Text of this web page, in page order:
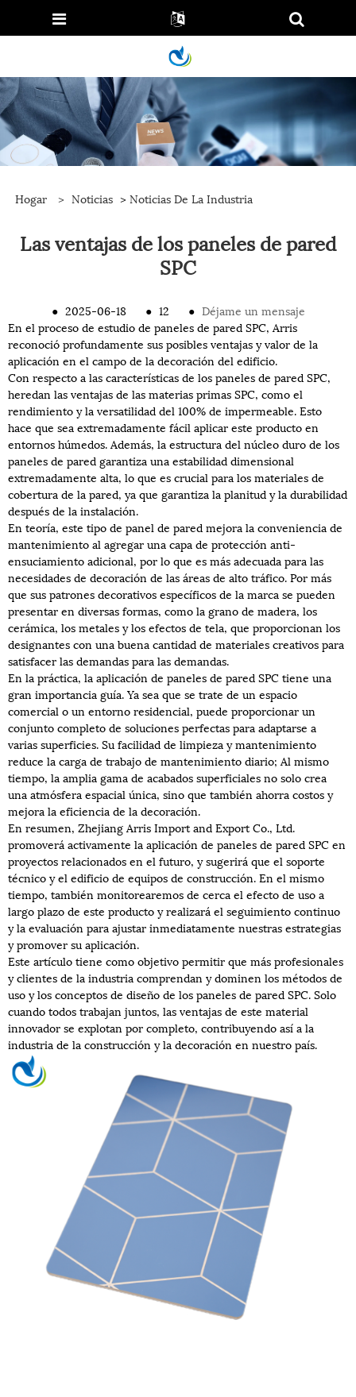
Hogar > Noticias > Noticias De La Industria
Las ventajas de los paneles de pared
SPC
● 2025-06-18 ● 12 ● Déjame un mensaje
En el proceso de estudio de paneles de pared SPC, Arris
reconoció profundamente sus posibles ventajas y valor de la
aplicación en el campo de la decoración del edificio.
Con respecto a las características de los paneles de pared SPC,
heredan las ventajas de las materias primas SPC, como el
rendimiento y la versatilidad del 100% de impermeable. Esto
hace que sea extremadamente fácil aplicar este producto en
entornos húmedos. Además, la estructura del núcleo duro de los
paneles de pared garantiza una estabilidad dimensional
extremadamente alta, lo que es crucial para los materiales de
cobertura de la pared, ya que garantiza la planitud y la durabilidad
después de la instalación.
En teoría, este tipo de panel de pared mejora la conveniencia de
mantenimiento al agregar una capa de protección anti-
ensuciamiento adicional, por lo que es más adecuada para las
necesidades de decoración de las áreas de alto tráfico. Por más
que sus patrones decorativos específicos de la marca se pueden
presentar en diversas formas, como la grano de madera, los
cerámica, los metales y los efectos de tela, que proporcionan los
designantes con una buena cantidad de materiales creativos para
satisfacer las demandas para las demandas.
En la práctica, la aplicación de paneles de pared SPC tiene una
gran importancia guía. Ya sea que se trate de un espacio
comercial o un entorno residencial, puede proporcionar un
conjunto completo de soluciones perfectas para adaptarse a
varias superficies. Su facilidad de limpieza y mantenimiento
reduce la carga de trabajo de mantenimiento diario; Al mismo
tiempo, la amplia gama de acabados superficiales no solo crea
una atmósfera espacial única, sino que también ahorra costos y
mejora la eficiencia de la decoración.
En resumen, Zhejiang Arris Import and Export Co., Ltd.
promoverá activamente la aplicación de paneles de pared SPC en
proyectos relacionados en el futuro, y sugerirá que el soporte
técnico y el edificio de equipos de construcción. En el mismo
tiempo, también monitorearemos de cerca el efecto de uso a
largo plazo de este producto y realizará el seguimiento continuo
y la evaluación para ajustar inmediatamente nuestras estrategias
y promover su aplicación.
Este artículo tiene como objetivo permitir que más profesionales
y clientes de la industria comprendan y dominen los métodos de
uso y los conceptos de diseño de los paneles de pared SPC. Solo
cuando todos trabajan juntos, las ventajas de este material
innovador se explotan por completo, contribuyendo así a la
industria de la construcción y la decoración en nuestro país.